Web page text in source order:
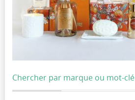
Chercher par marque ou mot-clé